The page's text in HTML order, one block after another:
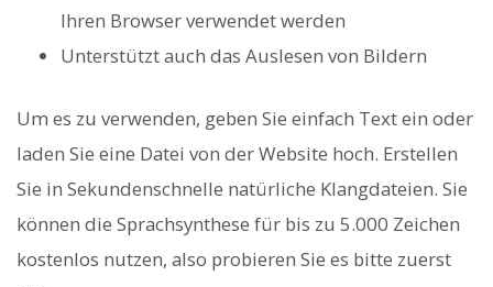
Ihren Browser verwendet werden
Unterstützt auch das Auslesen von Bildern
Um es zu verwenden, geben Sie einfach Text ein oder
laden Sie eine Datei von der Website hoch. Erstellen
Sie in Sekundenschnelle natürliche Klangdateien. Sie
können die Sprachsynthese für bis zu 5.000 Zeichen
kostenlos nutzen, also probieren Sie es bitte zuerst